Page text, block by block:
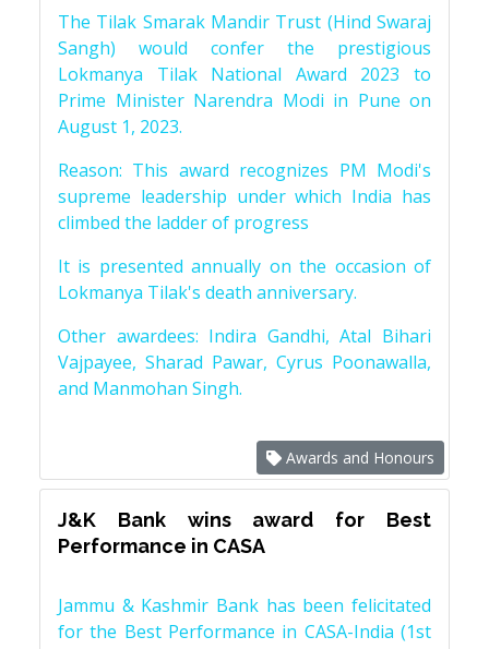
The Tilak Smarak Mandir Trust (Hind Swaraj
Sangh) would confer the prestigious
Lokmanya Tilak National Award 2023 to
Prime Minister Narendra Modi in Pune on
August 1, 2023.
Reason: This award recognizes PM Modi's
supreme leadership under which India has
climbed the ladder of progress
It is presented annually on the occasion of
Lokmanya Tilak's death anniversary.
Other awardees: Indira Gandhi, Atal Bihari
Vajpayee, Sharad Pawar, Cyrus Poonawalla,
and Manmohan Singh.
Awards and Honours
J&K Bank wins award for Best
Performance in CASA
Jammu & Kashmir Bank has been felicitated
for the Best Performance in CASA-India (1st